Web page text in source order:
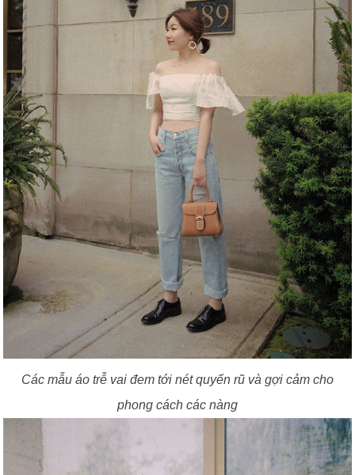
Các mẫu áo trễ vai đem tới nét quyến rũ và gợi cảm cho
phong cách các nàng